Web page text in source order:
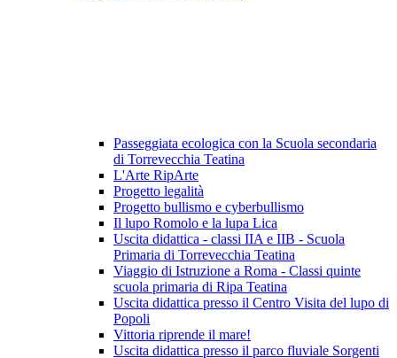
Passeggiata ecologica con la Scuola secondaria
di Torrevecchia Teatina
L'Arte RipArte
Progetto legalità
Progetto bullismo e cyberbullismo
Il lupo Romolo e la lupa Lica
Uscita didattica - classi IIA e IIB - Scuola
Primaria di Torrevecchia Teatina
Viaggio di Istruzione a Roma - Classi quinte
scuola primaria di Ripa Teatina
Uscita didattica presso il Centro Visita del lupo di
Popoli
Vittoria riprende il mare!
Uscita didattica presso il parco fluviale Sorgenti